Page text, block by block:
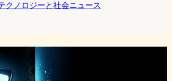
クノロジーと社会ニュース